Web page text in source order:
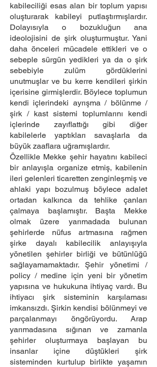
kabileciliği esas alan bir toplum yapısı
oluşturarak kabileyi putlaştırmışlardır.
Dolayısıyla o bozukluğun ana
ideolojisini de şirk oluşturmuştur. Yani
daha önceleri mücadele ettikleri ve o
sebeple sürgün yedikleri ya da o şirk
sebebiyle zulüm gördüklerini
unutmuşlar ve bu kerre kendileri şirkin
içerisine girmişlerdir. Böylece toplumun
kendi içlerindeki ayrışma / bölünme /
şirk / kast sistemi toplumlarını kendi
içlerinde zayıflattığı gibi diğer
kabilelerle yaptıkları savaşlarla da
büyük zaaflara uğramışlardır.
Özellikle Mekke şehir hayatını kabileci
bir anlayışla organize etmiş, kabilenin
ileri gelenleri ticaretten zenginleşmiş ve
ahlaki yapı bozulmuş böylece adalet
ortadan kalkınca da tehlike çanları
çalmaya başlamıştır. Başta Mekke
olmak üzere yarımadada bulunan
şehirlerde nüfus artmasına rağmen
şirke dayalı kabilecilik anlayışıyla
yönetilen şehirler birliği ve bütünlüğü
sağlayamamaktadır. Şehir yönetimi /
policy / medine için yeni bir yönetim
yapısına ve hukukuna ihtiyaç vardı. Bu
ihtiyacı şirk sisteminin karşılaması
imkansızdı. Şirkin kendisi bölünmeyi ve
parçalanmayı öngörüyordu. Arap
yarımadasına sığınan ve zamanla
şehirler oluşturmaya başlayan bu
insanlar içine düştükleri şirk
sisteminden kurtulup birlikte yaşamın